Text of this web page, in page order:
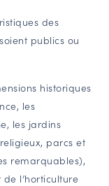
Grand Est
des
publics ou
historiques
les
les jardins
parcs et
remarquables),
l’horticulture